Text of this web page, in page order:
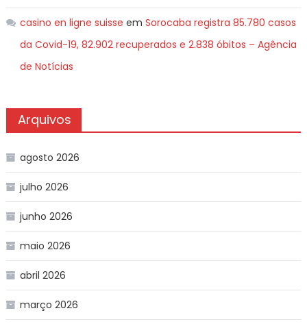
casino en ligne suisse em Sorocaba registra 85.780 casos
da Covid-19, 82.902 recuperados e 2.838 óbitos – Agência
de Notícias
Arquivos
agosto 2026
julho 2026
junho 2026
maio 2026
abril 2026
março 2026